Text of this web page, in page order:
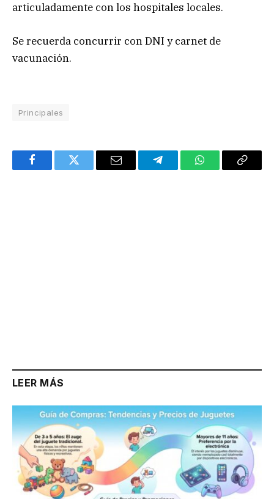
articuladamente con los hospitales locales.
Se recuerda concurrir con DNI y carnet de
vacunación.
Principales
FacebookTwitter Email TelegramWhatsAppCopy
LEER MÁS